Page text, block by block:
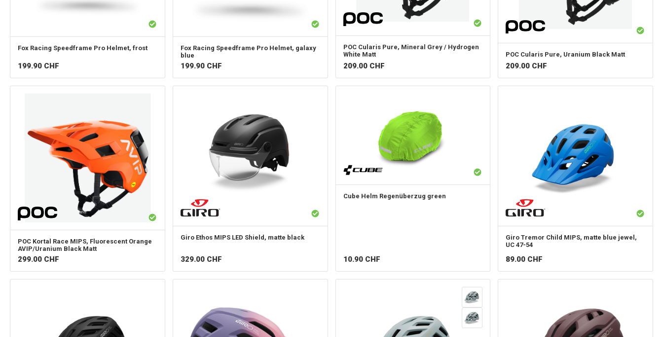
Fox Racing Speedframe Pro Helmet, frost
199.90 CHF
Fox Racing Speedframe Pro Helmet, galaxy
blue
199.90 CHF
POC Cularis Pure, Mineral Grey / Hydrogen
White Matt
209.00 CHF
POC Cularis Pure, Uranium Black Matt
209.00 CHF
POC Kortal Race MIPS, Fluorescent Orange
AVIP/Uranium Black Matt
299.00 CHF
Giro Ethos MIPS LED Shield, matte black
329.00 CHF
Cube Helm Regenüberzug green
10.90 CHF
Giro Tremor Child MIPS, matte blue jewel,
UC 47-54
89.00 CHF